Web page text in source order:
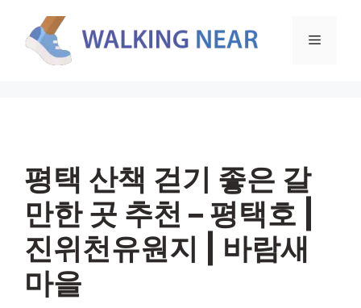
메
평택 산책 걷기 좋은 갈
만한 곳 추천 – 평택호 |
진위천유원지 | 바람새
마을